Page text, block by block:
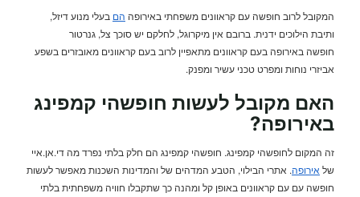
המקובל לרוב חופשה עם קראוונים משפחתי באירופה הם בעלי מנוע דיזל,
ותיבת הילוכים ידנית. ברובם אין מיקרוגל, לחלקם יש סוכך צל, גנרטור
חופשה באירופה בעם קראוונים מתאפיין לרוב בעם קראוונים מאובזרים בשפע
אביזרי נוחות ומפרט טכני עשיר ומפנק.
האם מקובל לעשות חופשהי קמפינג
באירופה?
זה המקום לחופשהי קמפינג. חופשהי קמפינג הם חלק בלתי נפרד מה די.אן.איי
של אירופה. אתרי הבילוי, הטבע המדהים של והמדינות השכנות מאפשר לעשות
חופשה עם עם קראוונים באופן קל ומהנה כך שתקבלו חוויה משפחתית בלתי